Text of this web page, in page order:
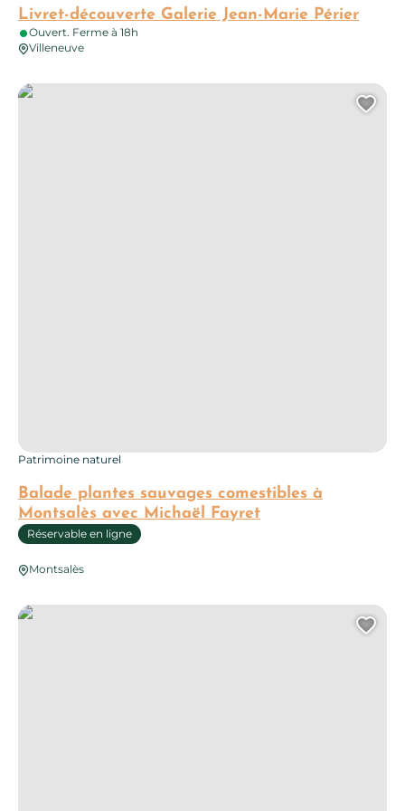
Livret-découverte Galerie Jean-Marie Périer
Ouvert. Ferme à 18h
Villeneuve
Balade plantes sauvages comestibles à
Montsalès avec Michaël Fayret
Patrimoine naturel
Réservable en ligne
Montsalès
Balade plantes sauvages comestibles à Montsalès avec
Balade nature le long du Viaur à Bor-et-Bar